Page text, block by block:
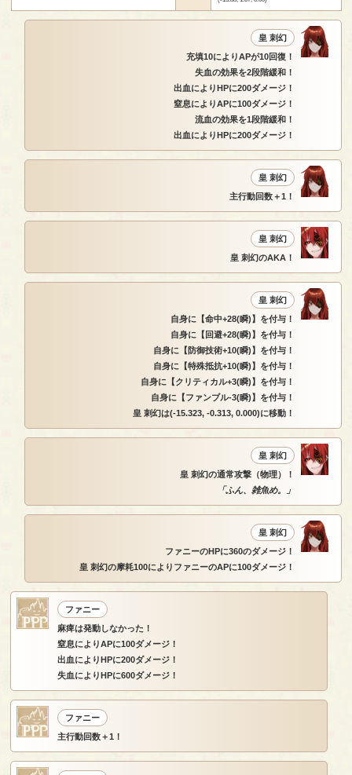
皇 刺幻
充填10によりAPが10回復！
失血の効果を2段階緩和！
出血によりHPに200ダメージ！
窒息によりAPに100ダメージ！
流血の効果を1段階緩和！
出血によりHPに200ダメージ！
皇 刺幻
主行動回数＋1！
皇 刺幻
皇 刺幻のAKA！
皇 刺幻
自身に【命中+28(瞬)】を付与！
自身に【回避+28(瞬)】を付与！
自身に【防御技術+10(瞬)】を付与！
自身に【特殊抵抗+10(瞬)】を付与！
自身に【クリティカル+3(瞬)】を付与！
自身に【ファンブル-3(瞬)】を付与！
皇 刺幻は(-15.323, -0.313, 0.000)に移動！
皇 刺幻
皇 刺幻の通常攻撃（物理）！
「ふん、雑魚め。」
皇 刺幻
ファニーのHPに360のダメージ！
皇 刺幻の摩耗100によりファニーのAPに100ダメージ！
ファニー
麻痺は発動しなかった！
窒息によりAPに100ダメージ！
出血によりHPに200ダメージ！
失血によりHPに600ダメージ！
ファニー
主行動回数＋1！